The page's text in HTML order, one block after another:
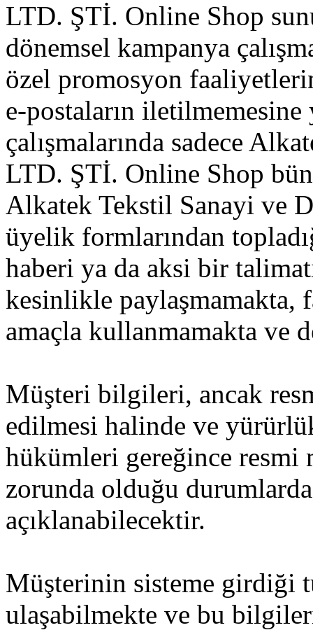
LTD. ŞTİ. Online Shop
dönemsel kampanya
özel promosyon
e-postaların
çalışmalarında sadece
LTD. ŞTİ. Online Shop
Alkatek Tekstil Sanayi ve
üyelik formlarından
haberi ya da aksi bir
kesinlikle paylaşmamakta,
amaçla kullanmamakta ve
Müşteri bilgileri, ancak
edilmesi halinde ve
hükümleri gereğince resmi
zorunda olduğu
açıklanabilecektir.
Müşterinin sisteme girdiği
ulaşabilmekte ve bu